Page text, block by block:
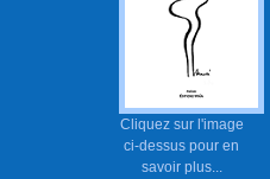
Cliquez sur l'image
ci-dessus pour en
savoir plus...